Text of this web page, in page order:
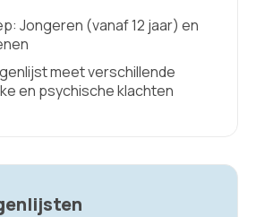
Jongeren (vanaf 12 jaar) en
meet verschillende
en psychische klachten